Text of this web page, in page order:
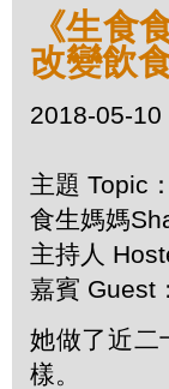
《生食
改變飲
2018-05-10
主題 Topic
食生媽媽
主持人
嘉賓 Guest
她做了近二
樣。